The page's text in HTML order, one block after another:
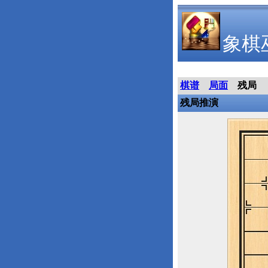
象棋
棋谱 局面
残局
残局推演